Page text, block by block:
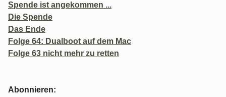
Spende ist angekommen ...
Die Spende
Das Ende
Folge 64: Dualboot auf dem Mac
Folge 63 nicht mehr zu retten
Abonnieren: